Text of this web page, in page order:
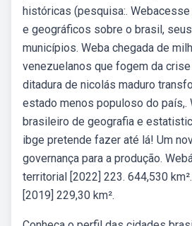
históricas (pesquisa:.
e geográficos sobre o brasil,
municípios. Weba chegada de
venezuelanos que fogem da
ditadura de nicolás maduro
estado menos populoso do país,.
brasileiro de geografia e
ibge pretende fazer até lá! Um
governança para a produção.
territorial [2022] 223. 644,530
[2019] 229,30 km².